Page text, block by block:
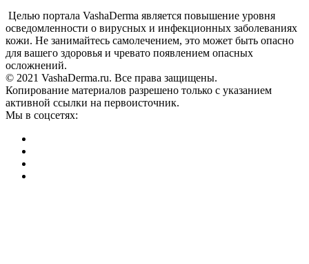
Целью портала VashaDerma является повышение уровня
осведомленности о вирусных и инфекционных заболеваниях
кожи. Не занимайтесь самолечением, это может быть опасно
для вашего здоровья и чревато появлением опасных
осложнений.
© 2021 VashaDerma.ru. Все права защищены.
Копирование материалов разрешено только с указанием
активной ссылки на первоисточник.
Мы в соцсетях: